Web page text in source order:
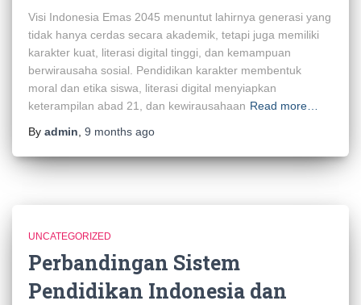
Visi Indonesia Emas 2045 menuntut lahirnya generasi yang
tidak hanya cerdas secara akademik, tetapi juga memiliki
karakter kuat, literasi digital tinggi, dan kemampuan
berwirausaha sosial. Pendidikan karakter membentuk
moral dan etika siswa, literasi digital menyiapkan
keterampilan abad 21, dan kewirausahaan Read more…
By admin 9 months ago
UNCATEGORIZED
Perbandingan Sistem
Pendidikan Indonesia dan